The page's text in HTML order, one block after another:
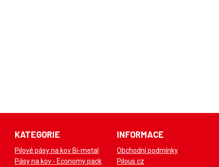
KATEGORIE
Pilové pásy na kov Bi-metal
Pásy na kov - Economy pack
INFORMACE
Obchodní podmínky
Pilous.cz